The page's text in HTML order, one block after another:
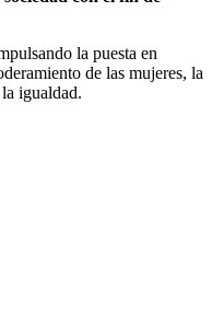
la puesta en
de las mujeres, la
igualdad.